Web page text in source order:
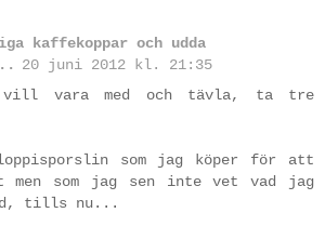
kaffekoppar och udda
20 juni 2012 kl. 21:35
vara med och tävla, ta tre
loppisporslin som jag köper för att
som jag sen inte vet vad jag
tills nu...